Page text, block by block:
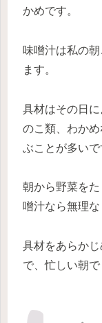
かめです。
味噌汁は私の
ます。
具材はその日
のこ類、わか
ぶことが多いで
朝から野菜を
噌汁なら無理な
具材をあらか
で、忙しい朝で